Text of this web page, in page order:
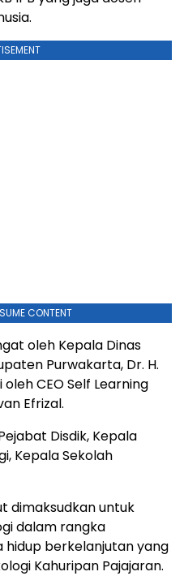
CONTENT
oleh Kepala Dinas
Purwakarta, Dr. H.
CEO Self Learning
Efrizal.
Disdik, Kepala
Kepala Sekolah
dimaksudkan untuk
dalam rangka
berkelanjutan yang
Kahuripan Pajajaran.